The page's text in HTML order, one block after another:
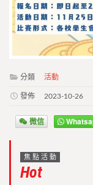
分類 活動
發佈 2023-10-26
微信
焦點活動
Hot